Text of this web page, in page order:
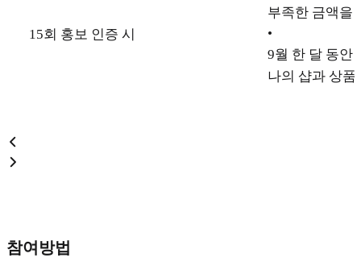
15회 홍보 인증 시
부족한 금액을
•
9월 한 달 동안
나의 샵과 상
참여방법